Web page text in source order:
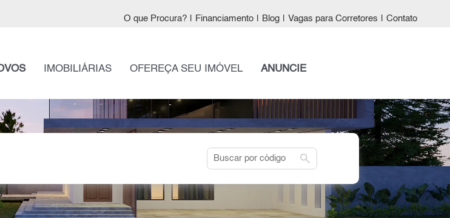
O que Procura? Financiamento Blog Vagas para Corretores Contato
IMOBILIÁRIAS OFEREÇA SEU IMÓVEL ANUNCIE
search